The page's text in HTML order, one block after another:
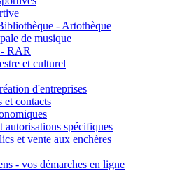
- Artothèque
de musique
RAR
et culturel
d'entreprises
et contacts
autorisations spécifiques
et vente aux enchères
- vos démarches en ligne